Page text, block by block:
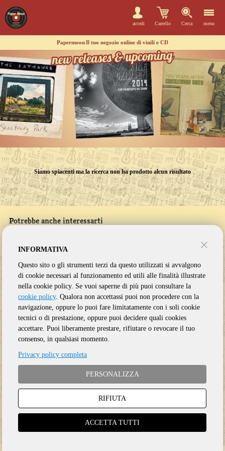
accedi Carrello Cerca menu
PapermoonIl tuo negozio online di vinili e CD
Siamo spiacenti ma la ricerca non ha prodotto alcun risultato
Potrebbe anche interessarti
EARLY BROADCASTS 1963-1964
€15.50
CD
€18.50
INFORMATIVA
Questo sito o gli strumenti terzi da questo utilizzati si avvalgono
di cookie necessari al funzionamento ed utili alle finalità illustrate
nella cookie policy. Se vuoi saperne di più puoi consultare la
cookie policy. Qualora non accettassi puoi non procedere con la
navigazione, oppure lo puoi fare limitatamente con i soli cookie
tecnici o di prestazione, oppure puoi decidere quali cookies
accettare. Puoi liberamente prestare, rifiutare o revocare il tuo
consenso, in qualsiasi momento.
Privacy policy completa
PERSONALIZZA
RIFIUTA
ACCETTA TUTTI